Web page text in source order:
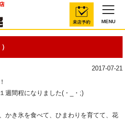
MENU
2017-07-21
週間程になりました(・_・;)
かき氷を食べて、ひまわりを育てて、花